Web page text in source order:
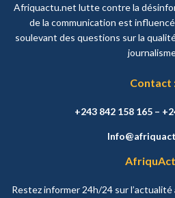
Afriquactu.net lutte contre la
de la communication est
soulevant des questions sur la
Contact
+243 842 158 165 –
Restez informer 24h/24 sur